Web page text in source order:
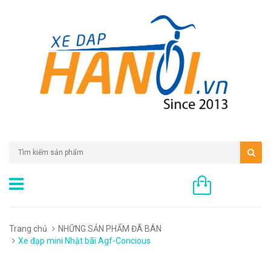
Trang chủ
NHỮNG SẢN PHẨM ĐÃ BÁN
Xe đạp mini Nhật bãi Agf-Concious